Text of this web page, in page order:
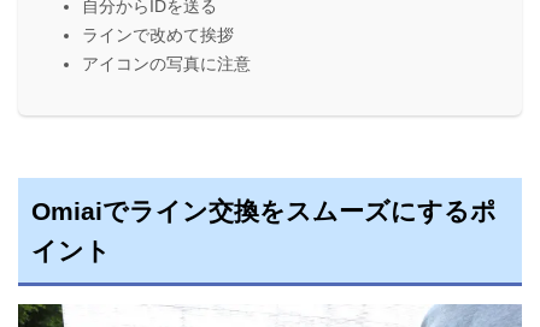
自分からIDを送る
ラインで改めて挨拶
アイコンの写真に注意
Omiaiでライン交換をスムーズにするポ
イント